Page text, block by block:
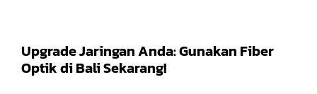
Upgrade Jaringan Anda: Gunakan Fiber
Optik di Bali Sekarang!